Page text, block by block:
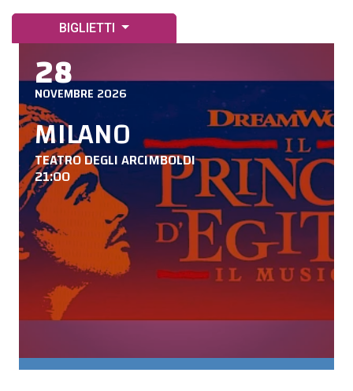
BIGLIETTI
28
NOVEMBRE 2026
MILANO
TEATRO DEGLI ARCIMBOLDI
21:00